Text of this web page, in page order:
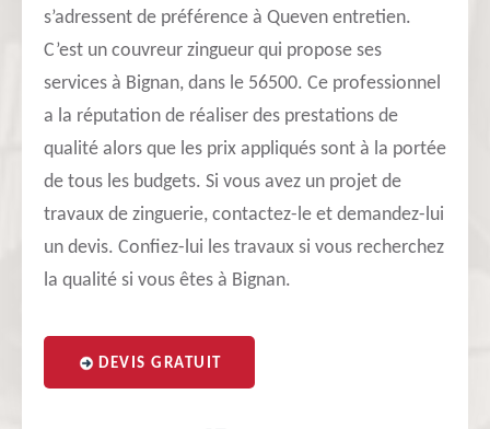
s’adressent de préférence à Queven entretien.
C’est un couvreur zingueur qui propose ses
services à Bignan, dans le 56500. Ce professionnel
a la réputation de réaliser des prestations de
qualité alors que les prix appliqués sont à la portée
de tous les budgets. Si vous avez un projet de
travaux de zinguerie, contactez-le et demandez-lui
un devis. Confiez-lui les travaux si vous recherchez
la qualité si vous êtes à Bignan.
DEVIS GRATUIT